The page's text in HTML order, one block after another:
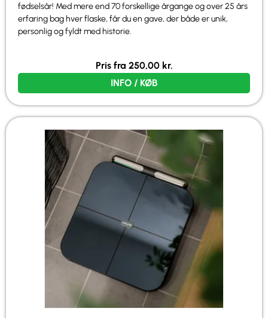
fødselsår! Med mere end 70 forskellige årgange og over 25 års
erfaring bag hver flaske, får du en gave, der både er unik,
personlig og fyldt med historie.
Pris fra 250,00 kr.
INFO / KØB